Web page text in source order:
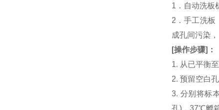
1．自动洗板
2．手工洗板
成孔间污染
[操作步骤] ：
1. 从已平衡
2. 预留空白
3. 分别将标
孔)，37℃孵